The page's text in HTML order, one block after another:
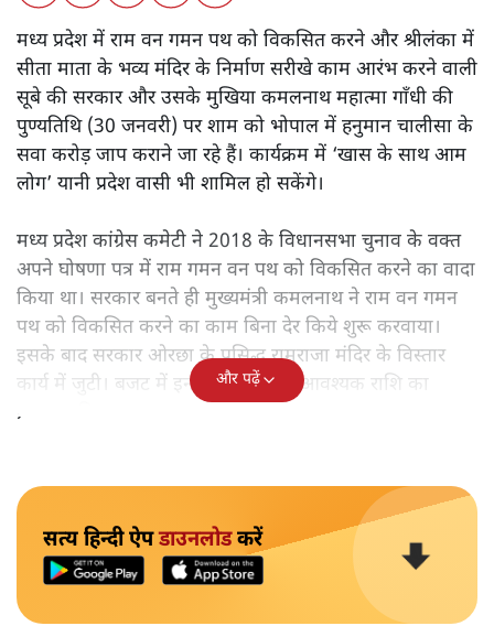
मध्य प्रदेश में राम वन गमन पथ को विकसित करने और श्रीलंका में
सीता माता के भव्य मंदिर के निर्माण सरीखे काम आरंभ करने वाली
सूबे की सरकार और उसके मुखिया कमलनाथ महात्मा गाँधी की
पुण्यतिथि (30 जनवरी) पर शाम को भोपाल में हनुमान चालीसा के
सवा करोड़ जाप कराने जा रहे हैं। कार्यक्रम में ‘खास के साथ आम
लोग’ यानी प्रदेश वासी भी शामिल हो सकेंगे।
मध्य प्रदेश कांग्रेस कमेटी ने 2018 के विधानसभा चुनाव के वक्त
अपने घोषणा पत्र में राम गमन वन पथ को विकसित करने का वादा
किया था। सरकार बनते ही मुख्यमंत्री कमलनाथ ने राम वन गमन
पथ को विकसित करने का काम बिना देर किये शुरू करवाया।
इसके बाद सरकार ओरछा के प्रसिद्ध रामराजा मंदिर के विस्तार
कार्य में जुटी। बजट में इन कामों के लिए आवश्यक राशि का
प्रावधान किया गया।
और पढ़ें
सत्य हिन्दी ऐपडाउनलोडकरें